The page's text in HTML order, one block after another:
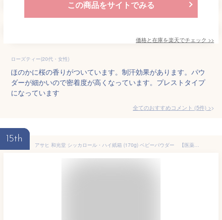
この商品をサイトでみる
価格と在庫を楽天でチェック >>
ローズティー(20代・女性)
ほのかに桜の香りがついています。制汗効果があります。パウ
ダーが細かいので密着度が高くなっています。プレストタイプ
になっています
全てのおすすめコメント (5件) >
15th
アサヒ 和光堂 シッカロール・ハイ紙箱 (170g) ベビーパウダー 【医薬部外品】